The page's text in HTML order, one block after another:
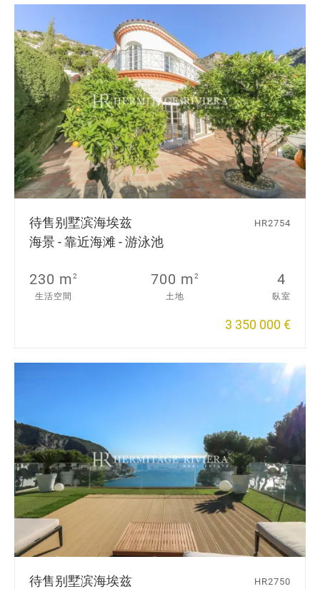
待售别墅滨海埃兹
海景 - 靠近海滩 - 游泳池
HR2754
230 m2
生活空間
700 m2
土地
4
臥室
3 350 000 €
待售别墅滨海埃兹
HR2750